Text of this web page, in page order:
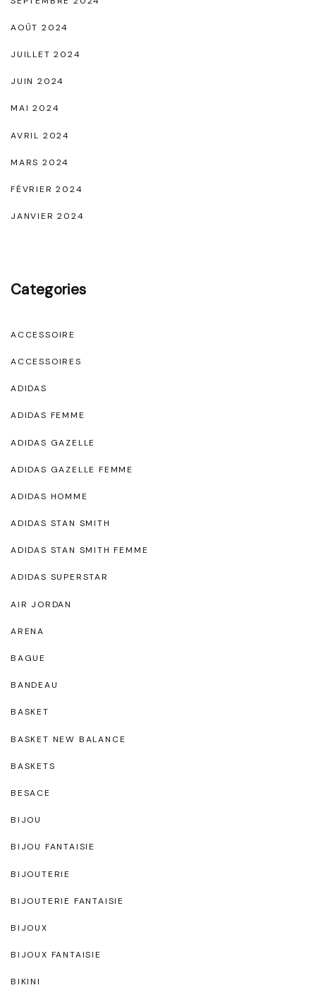
e
AOÛT 2024
JUILLET 2024
JUIN 2024
MAI 2024
AVRIL 2024
MARS 2024
FÉVRIER 2024
JANVIER 2024
Categories
ACCESSOIRE
ACCESSOIRES
ADIDAS
ADIDAS FEMME
ADIDAS GAZELLE
ADIDAS GAZELLE FEMME
ADIDAS HOMME
ADIDAS STAN SMITH
ADIDAS STAN SMITH FEMME
ADIDAS SUPERSTAR
AIR JORDAN
ARENA
BAGUE
BANDEAU
BASKET
BASKET NEW BALANCE
BASKETS
BESACE
BIJOU
BIJOU FANTAISIE
BIJOUTERIE
BIJOUTERIE FANTAISIE
BIJOUX
BIJOUX FANTAISIE
BIKINI